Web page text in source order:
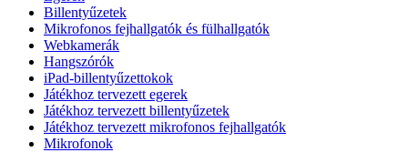
Billentyűzetek
Mikrofonos fejhallgatók és fülhallgatók
Webkamerák
Hangszórók
iPad-billentyűzettokok
Játékhoz tervezett egerek
Játékhoz tervezett billentyűzetek
Játékhoz tervezett mikrofonos fejhallgatók
Mikrofonok